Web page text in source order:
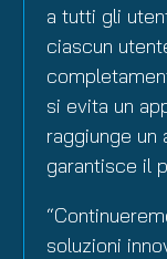
a tutti gli
ciascun
si evita un
raggiunge
garantisce il
soluzioni